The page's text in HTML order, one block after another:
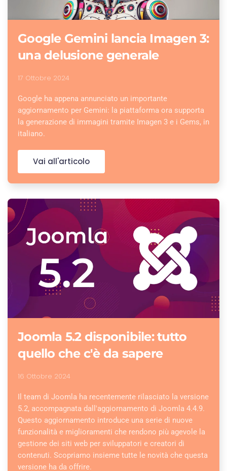
Google Gemini lancia Imagen 3:
una delusione generale
17 Ottobre 2024
Google ha appena annunciato un importante
aggiornamento per Gemini: la piattaforma ora supporta
la generazione di immagini tramite Imagen 3 e i Gems, in
italiano.
Vai all'articolo
Joomla 5.2 disponibile: tutto
quello che c'è da sapere
16 Ottobre 2024
Il team di Joomla ha recentemente rilasciato la versione
5.2, accompagnata dall'aggiornamento di Joomla 4.4.9.
Questo aggiornamento introduce una serie di nuove
funzionalità e miglioramenti che rendono più agevole la
gestione dei siti web per sviluppatori e creatori di
contenuti. Scopriamo insieme tutte le novità che questa
versione ha da offrire.